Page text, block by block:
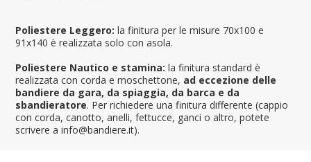
Poliestere Leggero: la finitura per le misure 70x100 e
91x140 è realizzata solo con asola.
Poliestere Nautico e stamina: la finitura standard è
realizzata con corda e moschettone, ad eccezione delle
bandiere da gara, da spiaggia, da barca e da
sbandieratore. Per richiedere una finitura differente (cappio
con corda, canotto, anelli, fettucce, ganci o altro, potete
scrivere a info@bandiere.it).